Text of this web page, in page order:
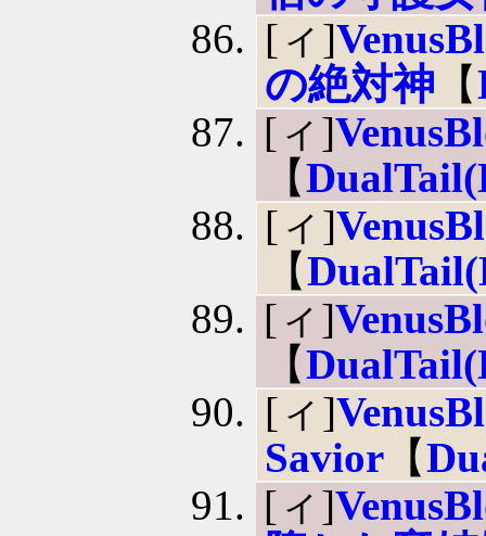
[ィ]
の絶対神 【
[ィ]
【
[ィ]
【
[ィ]
【
[ィ]
Savior 【
[ィ]